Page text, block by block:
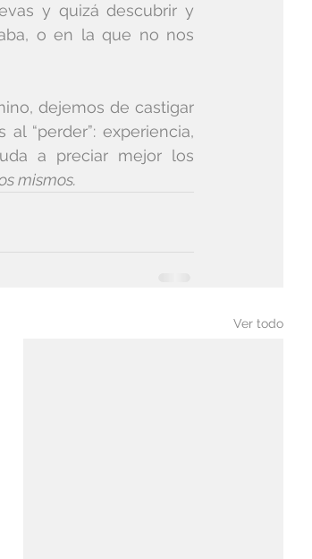
y quizá descubrir y
o en la que no nos
dejemos de castigar
“perder”: experiencia,
a preciar mejor los
mismos.
Ver todo